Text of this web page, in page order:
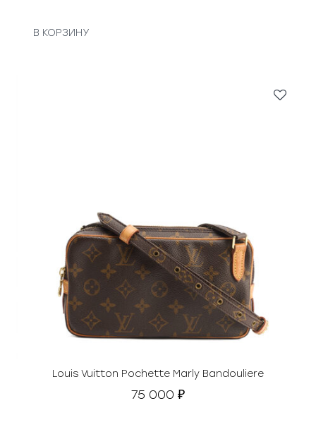
В КОРЗИНУ
Louis Vuitton Pochette Marly Bandouliere
75 000 ₽